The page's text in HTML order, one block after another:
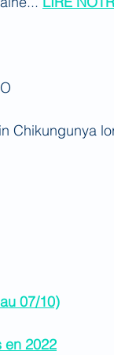
Chikungunya
07/10)
en 2022